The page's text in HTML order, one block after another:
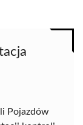
Pojazdów